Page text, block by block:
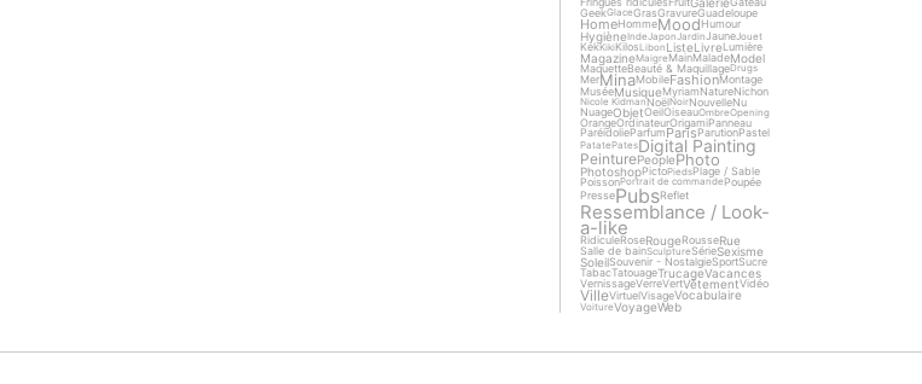
GeekGlaceGrasGravureGuadeloupe
HomeHommeMoodHumour
HygièneInde Japon JardinJaune Jouet
KekKikiKilosLibon ListeLivreLumière
MagazineMaigre MainMaladeModel
MaquetteBeauté & MaquillageDrugs
MerMinaMobileFashionMontage
MuséeMusiqueMyriamNatureNichon
Nicole KidmanNoëlNoirNouvelleNu
NuageObjetOeilOiseauOmbreOpening
OrangeOrdinateurOrigamiPanneau
ParéidolieParfumParisParutionPastel
PatatePatesDigital Painting
PeinturePeoplePhoto
PhotoshopPictoPiedsPlage / Sable
PoissonPortrait de commande Poupée
PressePubsReflet
Ressemblance / Look-
a-like
RidiculeRoseRougeRousseRue
Salle de bainSculptureSérieSexisme
SoleilSouvenir - NostalgieSportSucre
TabacTatouageTrucageVacances
VernissageVerreVertVêtementVidéo
VilleVirtuelVisageVocabulaire
VoitureVoyageWeb